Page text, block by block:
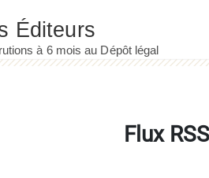
Flux RSS